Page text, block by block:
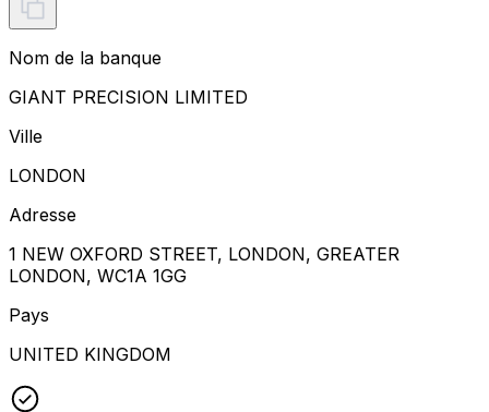
Nom de la banque
GIANT PRECISION LIMITED
Ville
LONDON
Adresse
1 NEW OXFORD STREET, LONDON, GREATER
LONDON, WC1A 1GG
Pays
UNITED KINGDOM